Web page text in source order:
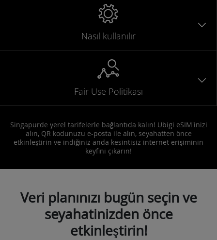
Nasıl kullanılır
Fair Use Politikası
Singapurde yerel tarifelerle bağlantıda kalın! Ubigi eSIM'inizi
alın, QR kodunuzu e-posta ile alın, seyahatten önce
etkinleştirin ve indiğiniz anda kesintisiz internet erişiminin
keyfini çıkarın!
Veri planınızı bugün seçin ve
seyahatinizden önce
etkinleştirin!